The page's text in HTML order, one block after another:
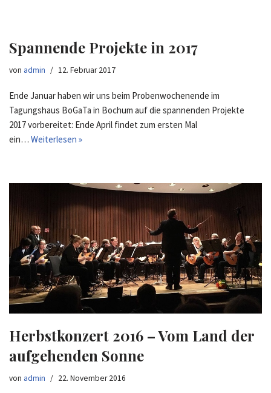
Spannende Projekte in 2017
von admin 12. Februar 2017
Ende Januar haben wir uns beim Probenwochenende im
Tagungshaus BoGaTa in Bochum auf die spannenden Projekte
2017 vorbereitet: Ende April findet zum ersten Mal
ein… Weiterlesen »
Herbstkonzert 2016 – Vom Land der
aufgehenden Sonne
von admin 22. November 2016